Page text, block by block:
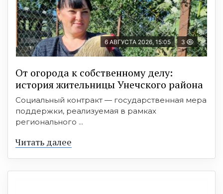
6 АВГУСТА 2026, 15:05 3
От огорода к собственному делу:
история жительницы Унечского района
Социальный контракт — государственная мера
поддержки, реализуемая в рамках
регионального ...
Читать далее